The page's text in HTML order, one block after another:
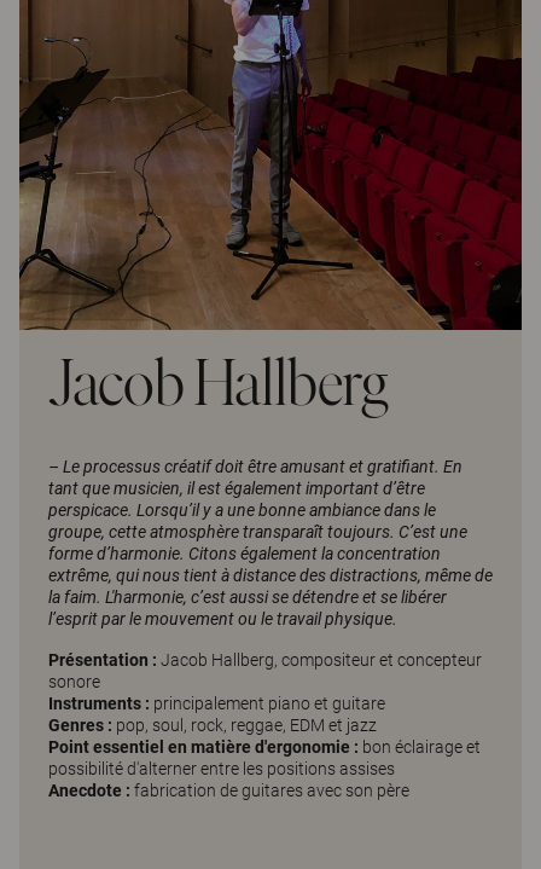
Jacob Hallberg
– Le processus créatif doit être amusant et gratifiant. En
tant que musicien, il est également important d’être
perspicace. Lorsqu’il y a une bonne ambiance dans le
groupe, cette atmosphère transparaît toujours. C’est une
forme d’harmonie. Citons également la concentration
extrême, qui nous tient à distance des distractions, même de
la faim. L'harmonie, c’est aussi se détendre et se libérer
l’esprit par le mouvement ou le travail physique.
Présentation : Jacob Hallberg, compositeur et concepteur
sonore
Instruments : principalement piano et guitare
Genres : pop, soul, rock, reggae, EDM et jazz
Point essentiel en matière d'ergonomie : bon éclairage et
possibilité d'alterner entre les positions assises
Anecdote : fabrication de guitares avec son père